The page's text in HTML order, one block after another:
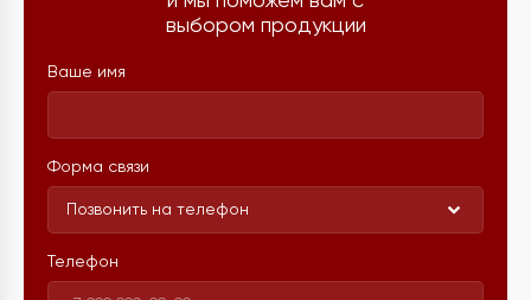
выбором продукции
Ваше имя
Форма связи
Позвонить на телефон
Телефон